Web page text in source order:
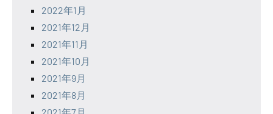
2022年1月
2021年12月
2021年11月
2021年10月
2021年9月
2021年8月